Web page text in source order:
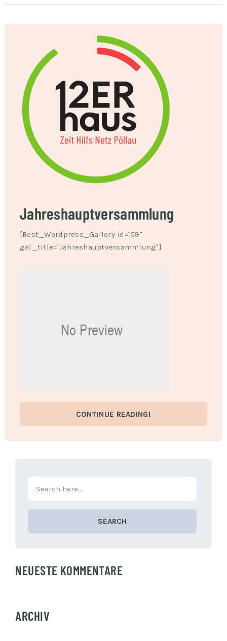
Jahreshauptversammlung
[Best_Wordpress_Gallery id="59"
gal_title="Jahreshauptversammlung"]
CONTINUE READING!
SEARCH
NEUESTE KOMMENTARE
ARCHIV